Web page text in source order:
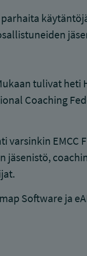
tulivat heti
Coaching
varsinkin EMCC
jäsenistö,
Software ja